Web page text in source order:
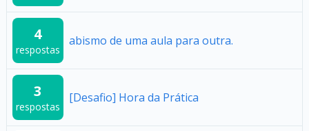
4
respostas
abismo de uma aula para outra.
3
respostas
[Desafio] Hora da Prática